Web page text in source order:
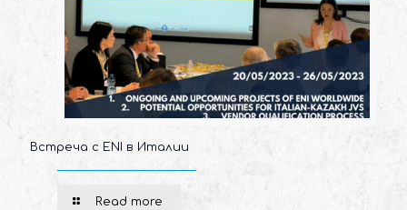
Встреча с ENI в Италии
Read more